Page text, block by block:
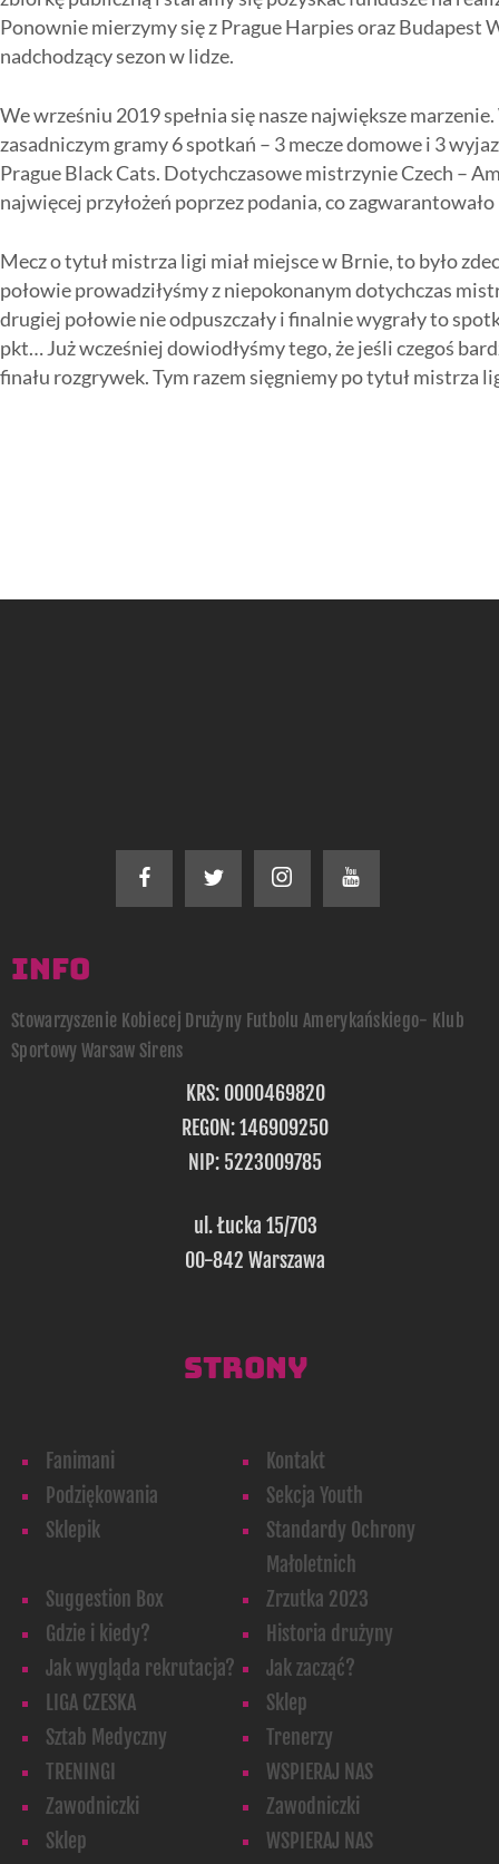
Ponownie mierzymy się z Prague Harpies oraz Budapest
nadchodzący sezon w lidze.
We wrześniu 2019 spełnia się nasze największe
zasadniczym gramy 6 spotkań – 3 mecze domowe i 3
Prague Black Cats. Dotychczasowe mistrzynie Czech –
najwięcej przyłożeń poprzez podania, co
Mecz o tytuł mistrza ligi miał miejsce w Brnie, to było
połowie prowadziłyśmy z niepokonanym dotychczas
drugiej połowie nie odpuszczały i finalnie wygrały to
pkt… Już wcześniej dowiodłyśmy tego, że jeśli czegoś
finału rozgrywek. Tym razem sięgniemy po tytuł mistrza
INFO
Stowarzyszenie Kobiecej Drużyny Futbolu Amerykańskiego- Klub
Sportowy Warsaw Sirens
KRS: 0000469820
REGON: 146909250
NIP: 5223009785
ul. Łucka 15/703
00-842 Warszawa
STRONY
Fanimani
Kontakt
Podziękowania
Sekcja Youth
Sklepik
Standardy Ochrony
Małoletnich
Suggestion Box
Zrzutka 2023
Gdzie i kiedy?
Historia drużyny
Jak wygląda rekrutacja?
Jak zacząć?
LIGA CZESKA
Sklep
Sztab Medyczny
Trenerzy
TRENINGI
WSPIERAJ NAS
Zawodniczki
Zawodniczki
Sklep
WSPIERAJ NAS